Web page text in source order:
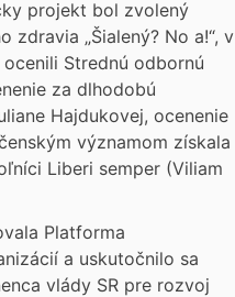
projekt bol zvolený
zdravia „Šialený? No a!“, v
Strednú odbornú
za dlhodobú
Hajdukovej, ocenenie
významom získala
Liberi semper (Viliam
Platforma
a uskutočnilo sa
vlády SR pre rozvoj